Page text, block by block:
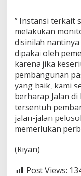
” Instansi terkait
melakukan
disinilah
dipakai oleh
karena jika
pembangunan
yang baik, kami
berharap Jalan
tersentuh
jalan-jalan
memerlukan
(Riyan)
Post Views: